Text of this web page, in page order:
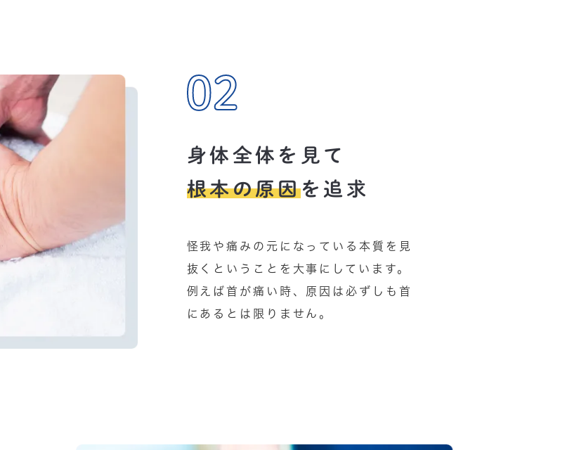
身体全体を見て
根本の原因を追求
怪我や痛みの元になっている本質を見
抜くということを大事にしています。
例えば首が痛い時、原因は必ずしも首
にあるとは限りません。